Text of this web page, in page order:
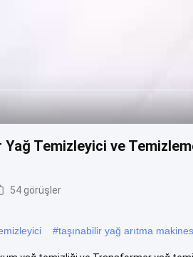
Temizleyici ve
54 görüşler
#taşınabilir yağ arıtma